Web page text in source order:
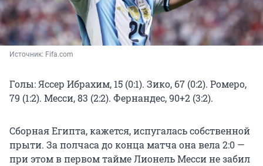
Источник: Fifa.сom
Голы: Яссер Ибрахим, 15 (0:1). Зико, 67 (0:2). Ромеро,
79 (1:2). Месси, 83 (2:2). Фернандес, 90+2 (3:2).
Сборная Египта, кажется, испугалась собственной
прыти. За полчаса до конца матча она вела 2:0 —
при этом в первом тайме Лионель Месси не забил